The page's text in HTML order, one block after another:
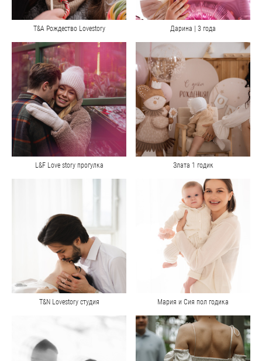
Т&А Рождество Lovestory Дарина | 3 года
L&F Love story прогулка Злата 1 годик
T&N Lovestory студия Мария и Сия пол годика